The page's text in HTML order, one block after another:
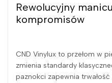
Rewolucyjny
kompromisów
CND Vinylux to przełom w
zmienia standardy
paznokci zapewnia